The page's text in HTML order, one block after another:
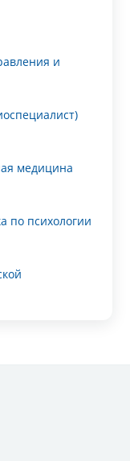
и
медицина
по психологии